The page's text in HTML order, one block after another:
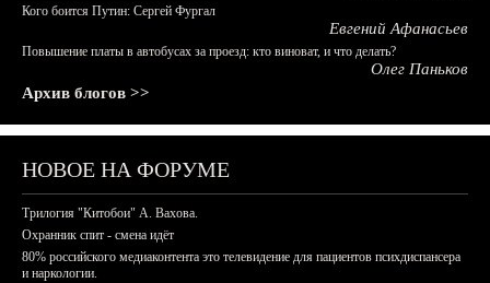
Кого боится Путин: Сергей Фургал
Евгений Афанасьев
Повышение платы в автобусах за проезд: кто виноват, и что делать?
Олег Паньков
Архив блогов >>
НОВОЕ НА ФОРУМЕ
Трилогия "Китобои" А. Вахова.
Охранник спит - смена идёт
80% российского медиаконтента это телевидение для пациентов психдиспансера
и наркологии.